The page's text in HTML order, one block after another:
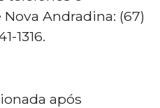
Nova Andradina: (67)
1316.
após